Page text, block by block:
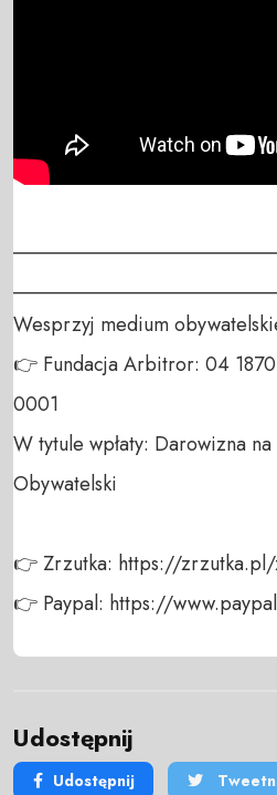
Wesprzyj medium
👉 Fundacja Arbitror: 04
0001
W tytule wpłaty: Darowizna
Obywatelski
👉 Zrzutka: https://
👉 Paypal: https://
Udostępnij
Udostępnij